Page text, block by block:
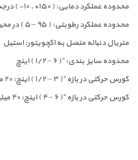
محدوده عملکرد دمایی: ( ۱۵۰+ , ۱۰- ) درجه سانتیگراد
محدوده عملکرد رطوبتی: ( ۹۵ – ۵ ) در محیطی بدون چگالی
متریال دنباله متصل به اکچویتور: استیل
محدوده سایز بندی: “( ۶ – ۱/۲ ) اینچ
کورس حرکتی در بازه “( ۳ – ۱/۲ ) اینچ: ۲۰ میلیمتر
کورس حرکتی در بازه “( ۶ – ۴ ) اینچ: ۴۰ میلیمتر